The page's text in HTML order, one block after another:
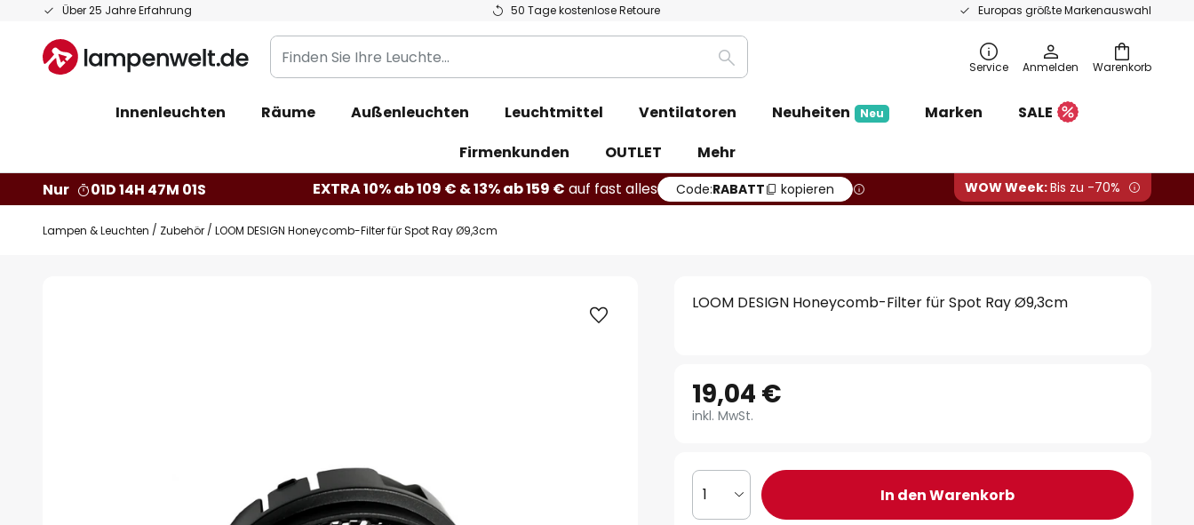
Über 25 Jahre Erfahrung 50 Tage kostenlose Retoure Europas größte Markenauswahl
Zum
springen
Warenkorb
Finden
Sie
Leuchte...
Suche Service Anmelden
Innenleuchten Räume Außenleuchten Leuchtmittel Ventilatoren Neuheiten Neu Marken
SALE
Firmenkunden
OUTLET
Mehr
Nur
01D 14H 47M 00S EXTRA 10% ab 109 € & 13% ab 159 € auf fast alles Code:RABATT kopieren WOW Week:Bis zu -70%
Lampen & Leuchten Zubehör LOOM DESIGN Honeycomb-Filter für Spot Ray Ø9,3cm
LOOM DESIGN Honeycomb-Filter für Spot Ray Ø9,3cm
19,04 €
inkl. MwSt.
1 In den Warenkorb